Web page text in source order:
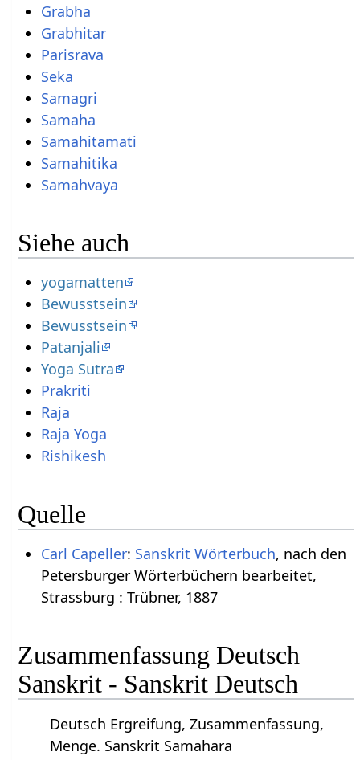
Grabha
Grabhitar
Parisrava
Seka
Samagri
Samaha
Samahitamati
Samahitika
Samahvaya
Siehe auch
yogamatten
Bewusstsein
Bewusstsein
Patanjali
Yoga Sutra
Prakriti
Raja
Raja Yoga
Rishikesh
Quelle
Carl Capeller: Sanskrit Wörterbuch, nach den
Petersburger Wörterbüchern bearbeitet,
Strassburg : Trübner, 1887
Zusammenfassung Deutsch
Sanskrit - Sanskrit Deutsch
Deutsch Ergreifung, Zusammenfassung,
Menge. Sanskrit Samahara